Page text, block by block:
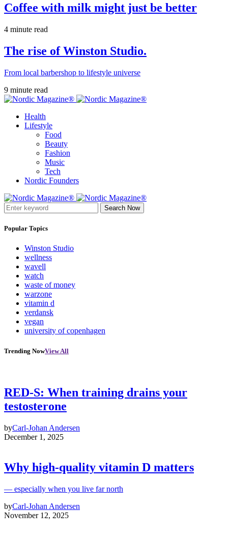
Coffee with milk might just be better
4 minute read
The rise of Winston Studio.
From local barbershop to lifestyle universe
9 minute read
Health
Lifestyle
Food
Beauty
Fashion
Music
Tech
Nordic Founders
Search Now
Popular Topics
Winston Studio
wellness
wavell
watch
waste of money
warzone
vitamin d
verdansk
vegan
university of copenhagen
Trending NowView All
RED-S: When training drains your
testosterone
byCarl-Johan Andersen
December 1, 2025
Why high‑quality vitamin D matters
— especially when you live far north
byCarl-Johan Andersen
November 12, 2025